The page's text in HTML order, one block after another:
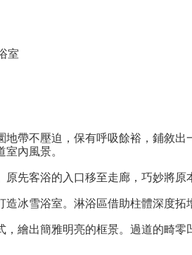
室
地帶不壓迫，保有呼吸餘裕，鋪敘
內風景。
先客浴的入口移至走廊，巧妙將
冰雪浴室。淋浴區借助柱體深度
繪出簡雅明亮的框景。過道的畸